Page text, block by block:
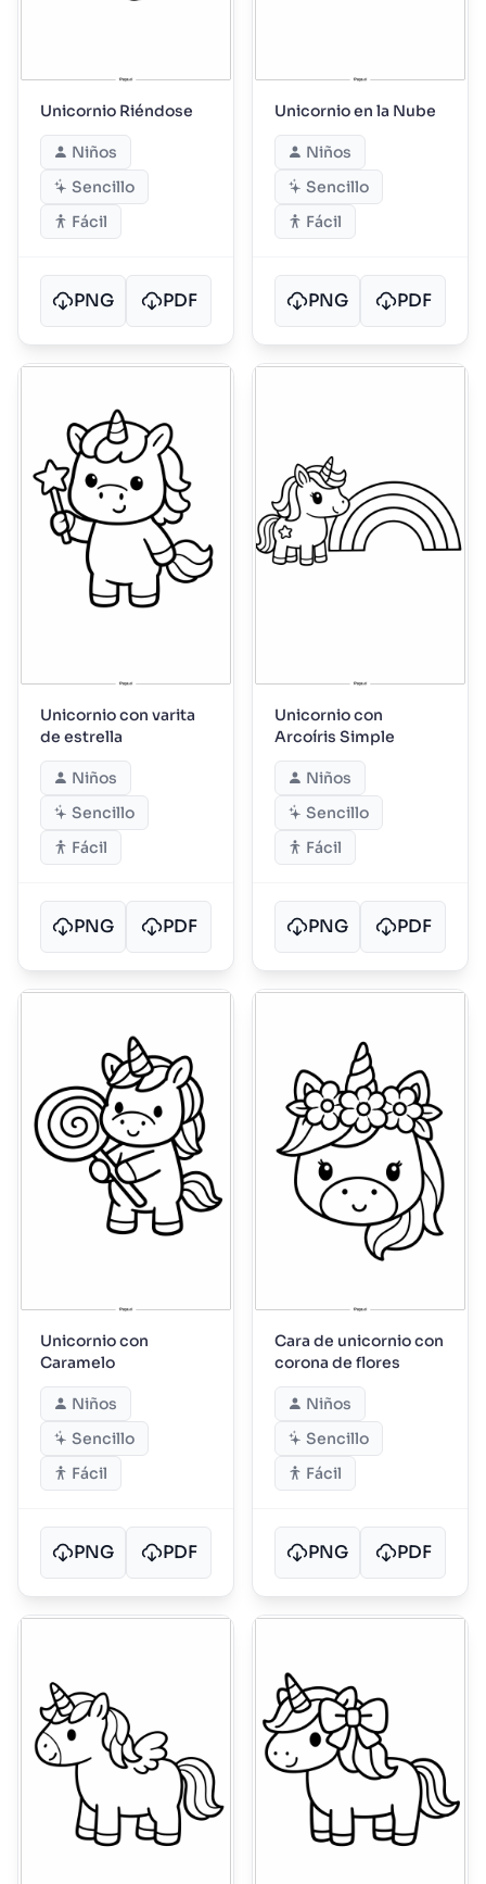
Unicornio Riéndose
Niños
Sencillo
Fácil
PNG PDF
Unicornio en la Nube
Niños
Sencillo
Fácil
PNG PDF
Unicornio con varita
de estrella
Niños
Sencillo
Fácil
PNG PDF
Unicornio con
Arcoíris Simple
Niños
Sencillo
Fácil
PNG PDF
Unicornio con
Caramelo
Niños
Sencillo
Fácil
PNG PDF
Cara de unicornio con
corona de flores
Niños
Sencillo
Fácil
PNG PDF